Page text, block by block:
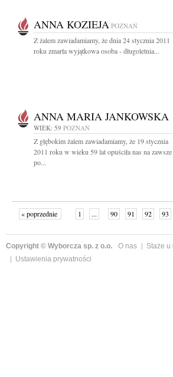
ANNA KOZIEJA POZNAŃ
Z żalem zawiadamiamy, że dnia 24 stycznia 2011
roku zmarła wyjątkowa osoba - długoletnia...
ANNA MARIA JANKOWSKA
WIEK: 59 POZNAŃ
Z głębokim żalem zawiadamiamy, że 19 stycznia
2011 roku w wieku 59 lat opuściła nas na zawsze
po...
« poprzednie 1 ... 90 91 92 93
Copyright © Wyborcza sp. z o.o. O nas Staże u
Ustawienia prywatności